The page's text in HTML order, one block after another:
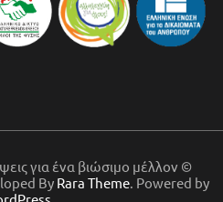
για ένα βιώσιμο μέλλον ©
By Rara Theme. Powered by